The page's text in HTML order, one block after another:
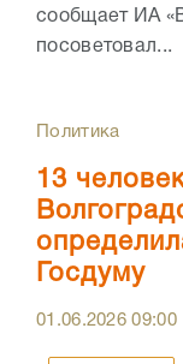
сообщает ИА
посоветовал...
Политика
13
Госдуму
01.06.202609:00